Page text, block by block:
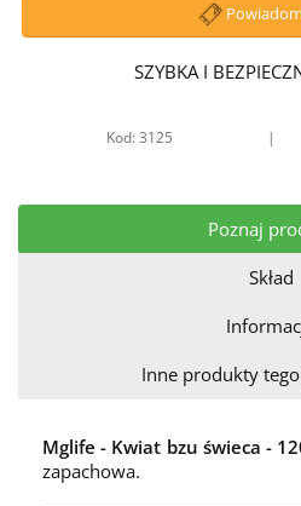
SZYBKA I
Kod: 3125 |
Poznaj
Skład
Inne produkty
Mglife - Kwiat bzu świeca -
zapachowa.